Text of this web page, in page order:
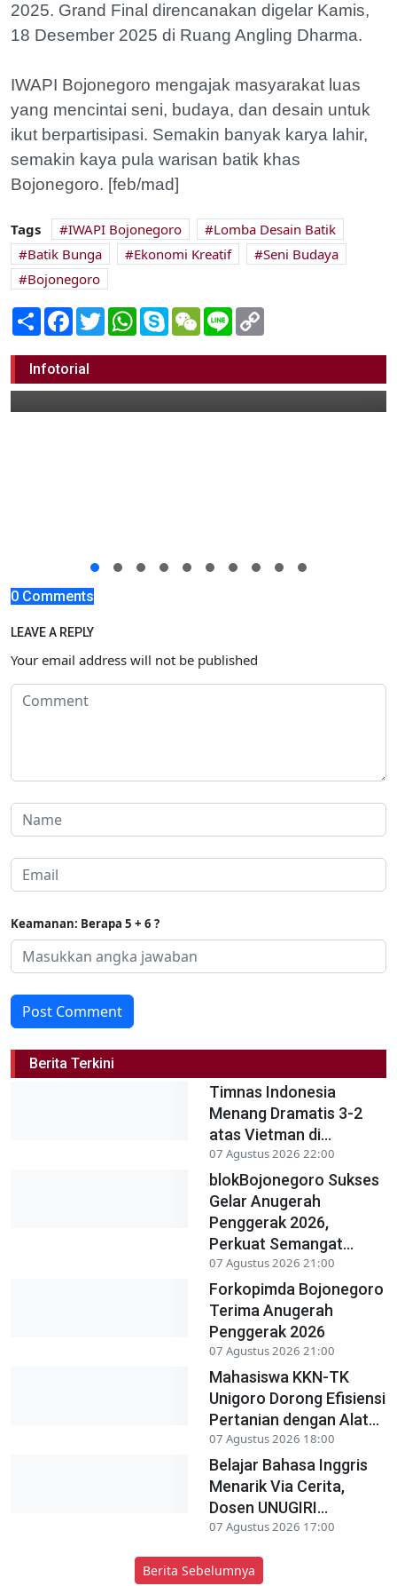
2025. Grand Final direncanakan digelar Kamis,
18 Desember 2025 di Ruang Angling Dharma.
IWAPI Bojonegoro mengajak masyarakat luas
yang mencintai seni, budaya, dan desain untuk
ikut berpartisipasi. Semakin banyak karya lahir,
semakin kaya pula warisan batik khas
Bojonegoro. [feb/mad]
Tags IWAPI Bojonegoro
Lomba Desain Batik
Batik Bunga
Ekonomi Kreatif
Seni Budaya
Bojonegoro
Share Facebook
TwitterWhatsApp
SkypeWeChatLine
Infotorial
Teknologi Drone Indonesia Bersinar di
BRICS Rusia 2025
27 November 2025 18:00
0 Comments
LEAVE A REPLY
Your email address will not be published
Keamanan: Berapa 5 + 6 ?
Post Comment
Berita Terkini
Timnas Indonesia
Menang Dramatis 3-2
atas Vietman di...
07 Agustus 2026 22:00
blokBojonegoro Sukses
Gelar Anugerah
Penggerak 2026,
Perkuat Semangat...
07 Agustus 2026 21:00
Forkopimda Bojonegoro
Terima Anugerah
Penggerak 2026
07 Agustus 2026 21:00
Mahasiswa KKN-TK
Unigoro Dorong Efisiensi
Pertanian dengan Alat...
07 Agustus 2026 18:00
Belajar Bahasa Inggris
Menarik Via Cerita,
Dosen UNUGIRI...
07 Agustus 2026 17:00
Berita Sebelumnya